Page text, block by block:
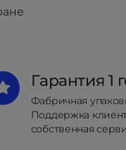
Гарантия 1
Фабричная
Поддержка
собственная